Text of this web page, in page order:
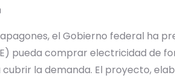
el Gobierno federal ha
pueda comprar electricidad de
la demanda. El proyecto,